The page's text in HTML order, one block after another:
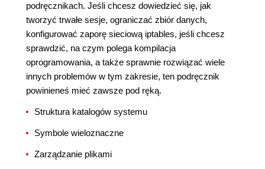
podręcznikach. Jeśli chcesz dowiedzieć się, jak
tworzyć trwałe sesje, ograniczać zbiór danych,
konfigurować zaporę sieciową iptables, jeśli chcesz
sprawdzić, na czym polega kompilacja
oprogramowania, a także sprawnie rozwiązać wiele
innych problemów w tym zakresie, ten podręcznik
powinieneś mieć zawsze pod ręką.
Struktura katalogów systemu
Symbole wieloznaczne
Zarządzanie plikami